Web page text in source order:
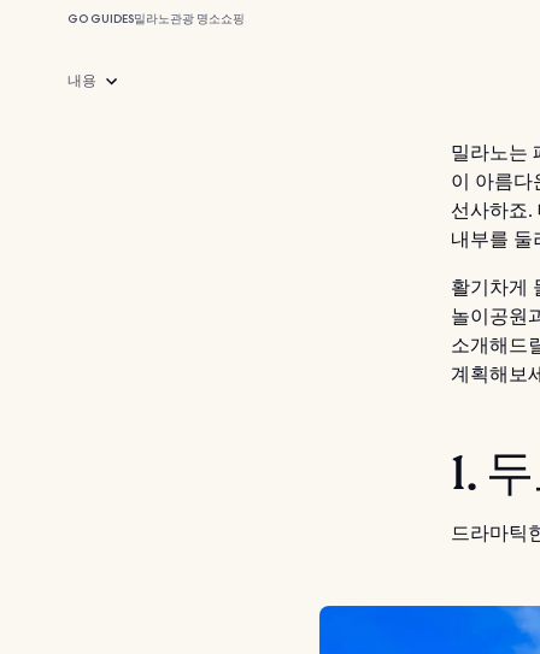
GO GUIDES밀라노관광 명소쇼핑
내용
밀라노는
이 아름다
선사하죠.
내부를 둘
활기차게
놀이공원
소개해드
계획해보
1.
드라마틱